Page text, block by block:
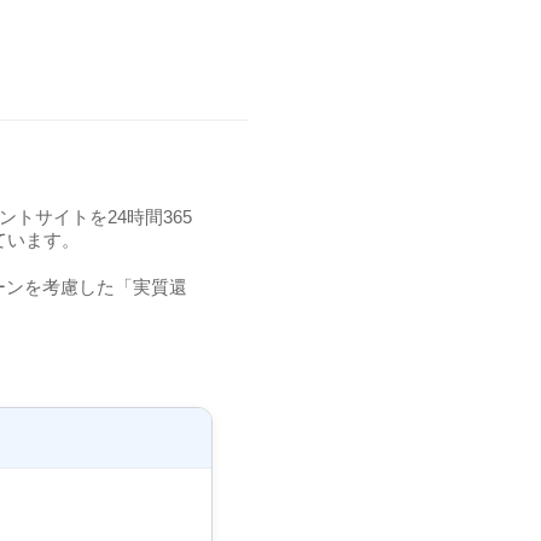
トサイトを24時間365
ます。
を考慮した「実質還